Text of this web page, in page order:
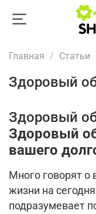
Главная Статьи
Здоровый
Здоровый
Здоровый
вашего
Много говорят о
жизни на
подразумевает